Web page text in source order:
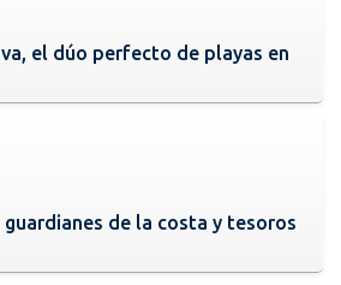
el dúo perfecto de playas en
guardianes de la costa y tesoros